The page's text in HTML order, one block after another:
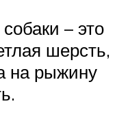
– это
шерсть,
на рыжину